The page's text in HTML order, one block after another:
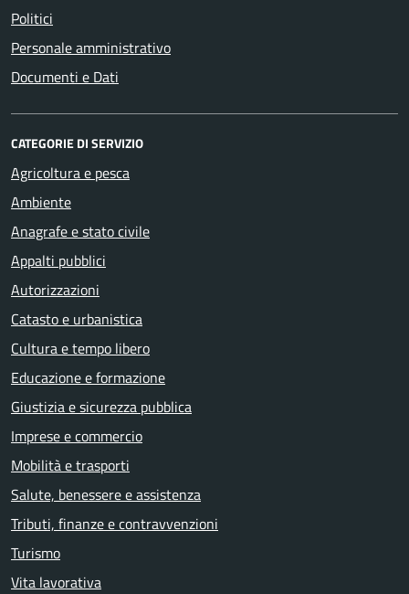
Politici
Personale amministrativo
Documenti e Dati
CATEGORIE DI SERVIZIO
Agricoltura e pesca
Ambiente
Anagrafe e stato civile
Appalti pubblici
Autorizzazioni
Catasto e urbanistica
Cultura e tempo libero
Educazione e formazione
Giustizia e sicurezza pubblica
Imprese e commercio
Mobilità e trasporti
Salute, benessere e assistenza
Tributi, finanze e contravvenzioni
Turismo
Vita lavorativa